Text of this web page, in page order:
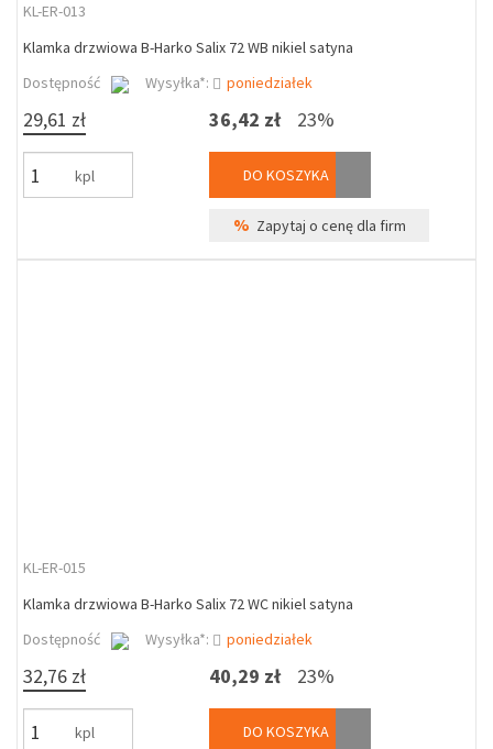
KL-ER-013
Klamka drzwiowa B-Harko Salix 72 WB nikiel satyna
Dostępność
Wysyłka*: poniedziałek
29,61 zł
kpl
36,42 zł 23%
DO KOSZYKA
% Zapytaj o cenę dla firm
KL-ER-015
Klamka drzwiowa B-Harko Salix 72 WC nikiel satyna
Dostępność
Wysyłka*: poniedziałek
32,76 zł
kpl
40,29 zł 23%
DO KOSZYKA